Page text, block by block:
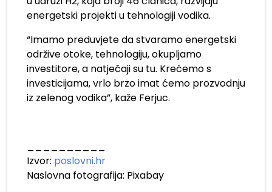
energetski projekti u tehnologiji vodika.
“Imamo preduvjete da stvaramo energetski
održive otoke, tehnologiju, okupljamo
investitore, a natječaji su tu. Krećemo s
investicijama, vrlo brzo imat ćemo prozvodnju
iz zelenog vodika”, kaže Ferjuc.
Izvor: poslovni.hr
Naslovna fotografija: Pixabay